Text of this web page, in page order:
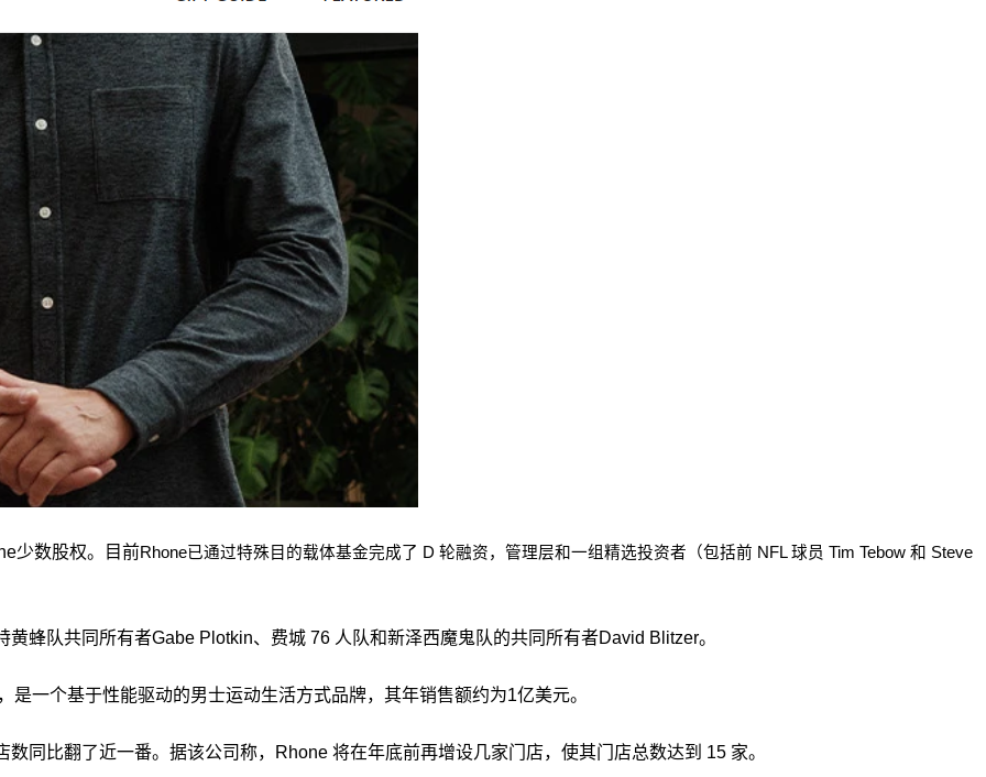
少数股权。目前Rhone已通过特殊目的载体基金完成了 D 轮融资，管理层和一组精选投资者（包括前 NFL 球员 Tim Tebow 和 Steve
蜂队共同所有者Gabe Plotkin、费城 76 人队和新泽西魔鬼队的共同所有者David Blitzer。
一个基于性能驱动的男士运动生活方式品牌，其年销售额约为1亿美元。
同比翻了近一番。据该公司称，Rhone 将在年底前再增设几家门店，使其门店总数达到 15 家。